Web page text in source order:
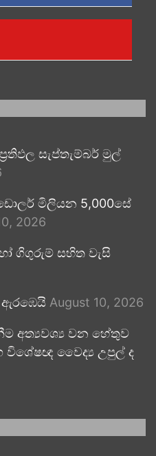
සැප්තැම්බර් මුල්
මිලියන 5,000සේ
2026
ගිගුරුම් සහිත වැසි
ඇරඹෙයි August 10, 2026
අත්‍යවශ්‍ය වන හේතුව
විශේෂඥ වෛද්‍ය උපුල් ද